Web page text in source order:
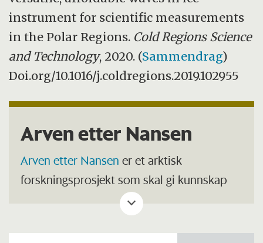
bølgebøyene (v2021) blir publisert så fort
materialet er klar.
instrument for scientific measurements
in the Polar Regions. Cold Regions Science
and Technology, 2020. (Sammendrag)
Doi.org/10.1016/j.coldregions.2019.102955
Arven etter Nansen
Arven etter Nansen er et arktisk
forskningsprosjekt som skal gi kunnskap
om et havklima og økosystem i rask